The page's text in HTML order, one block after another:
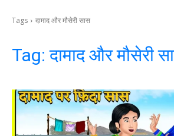
Tags दामाद और मौसेरी सास
Tag:दामाद और मौसेरी